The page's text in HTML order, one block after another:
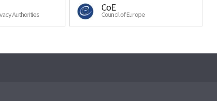
Authorities
CoE
Council of Europe